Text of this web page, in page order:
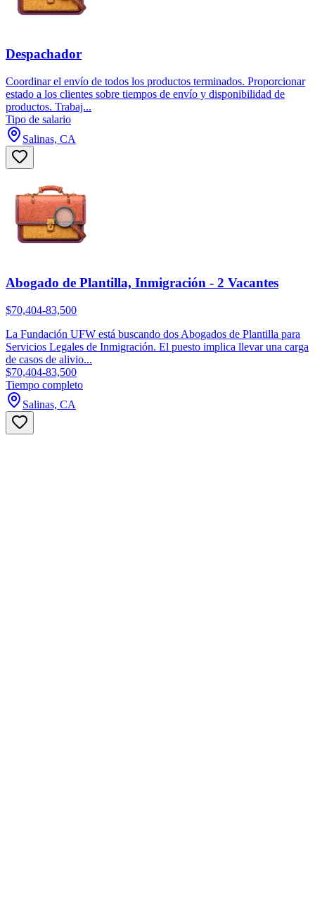
Despachador
Coordinar el envío de todos los productos terminados. Proporcionar
estado a los clientes sobre tiempos de envío y disponibilidad de
productos. Trabaj...
Tipo de salario
Salinas, CA
Abogado de Plantilla, Inmigración - 2 Vacantes
$70,404-83,500
La Fundación UFW está buscando dos Abogados de Plantilla para
Servicios Legales de Inmigración. El puesto implica llevar una carga
de casos de alivio...
$70,404-83,500
Tiempo completo
Salinas, CA